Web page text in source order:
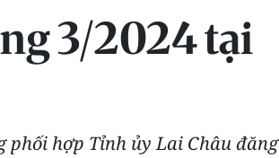
3/2024 tại
phối hợp Tỉnh ủy Lai Châu đăng